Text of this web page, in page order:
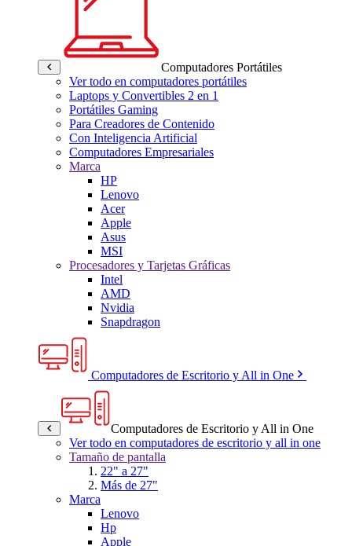
Computadores Portátiles
Ver todo en computadores portátiles
Laptops y Convertibles 2 en 1
Portátiles Gaming
Para Creadores de Contenido
Con Inteligencia Artificial
Computadores Empresariales
Marca
HP
Lenovo
Acer
Apple
Asus
MSI
Procesadores y Tarjetas Gráficas
Intel
AMD
Nvidia
Snapdragon
Computadores de Escritorio y All in One
Computadores de Escritorio y All in One
Ver todo en computadores de escritorio y all in one
Tamaño de pantalla
22" a 27"
Más de 27"
Marca
Lenovo
Hp
Apple